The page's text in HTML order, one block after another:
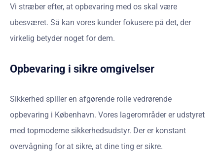
Vi stræber efter, at opbevaring med os skal være
ubesværet. Så kan vores kunder fokusere på det, der
virkelig betyder noget for dem.
Opbevaring i sikre omgivelser
Sikkerhed spiller en afgørende rolle vedrørende
opbevaring i København. Vores lagerområder er udstyret
med topmoderne sikkerhedsudstyr. Der er konstant
overvågning for at sikre, at dine ting er sikre.